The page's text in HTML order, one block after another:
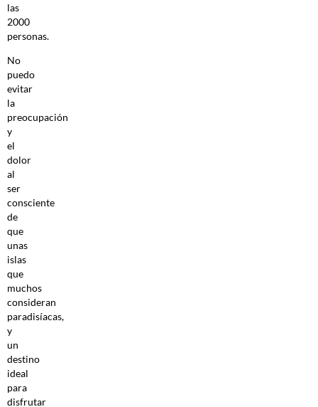
las
2000
personas.
No
puedo
evitar
la
preocupación
y
el
dolor
al
ser
consciente
de
que
unas
islas
que
muchos
consideran
paradisíacas,
y
un
destino
ideal
para
disfrutar